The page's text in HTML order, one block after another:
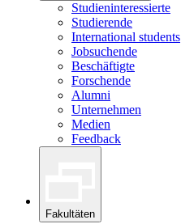
Studieninteressierte
Studierende
International students
Jobsuchende
Beschäftigte
Forschende
Alumni
Unternehmen
Medien
Feedback
Fakultäten